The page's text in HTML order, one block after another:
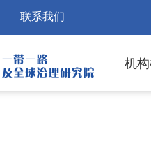
联系我们
机